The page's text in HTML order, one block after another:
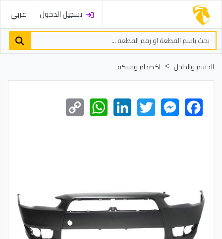
تسجيل الدخول عربي
الجسم والداخل اكصدام وشبكه
Facebook
Messenger
Twitter
LinkedIn
WhatsApp
Copy
Link